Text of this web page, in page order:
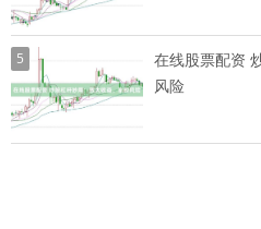
5
在线股票配资
风险